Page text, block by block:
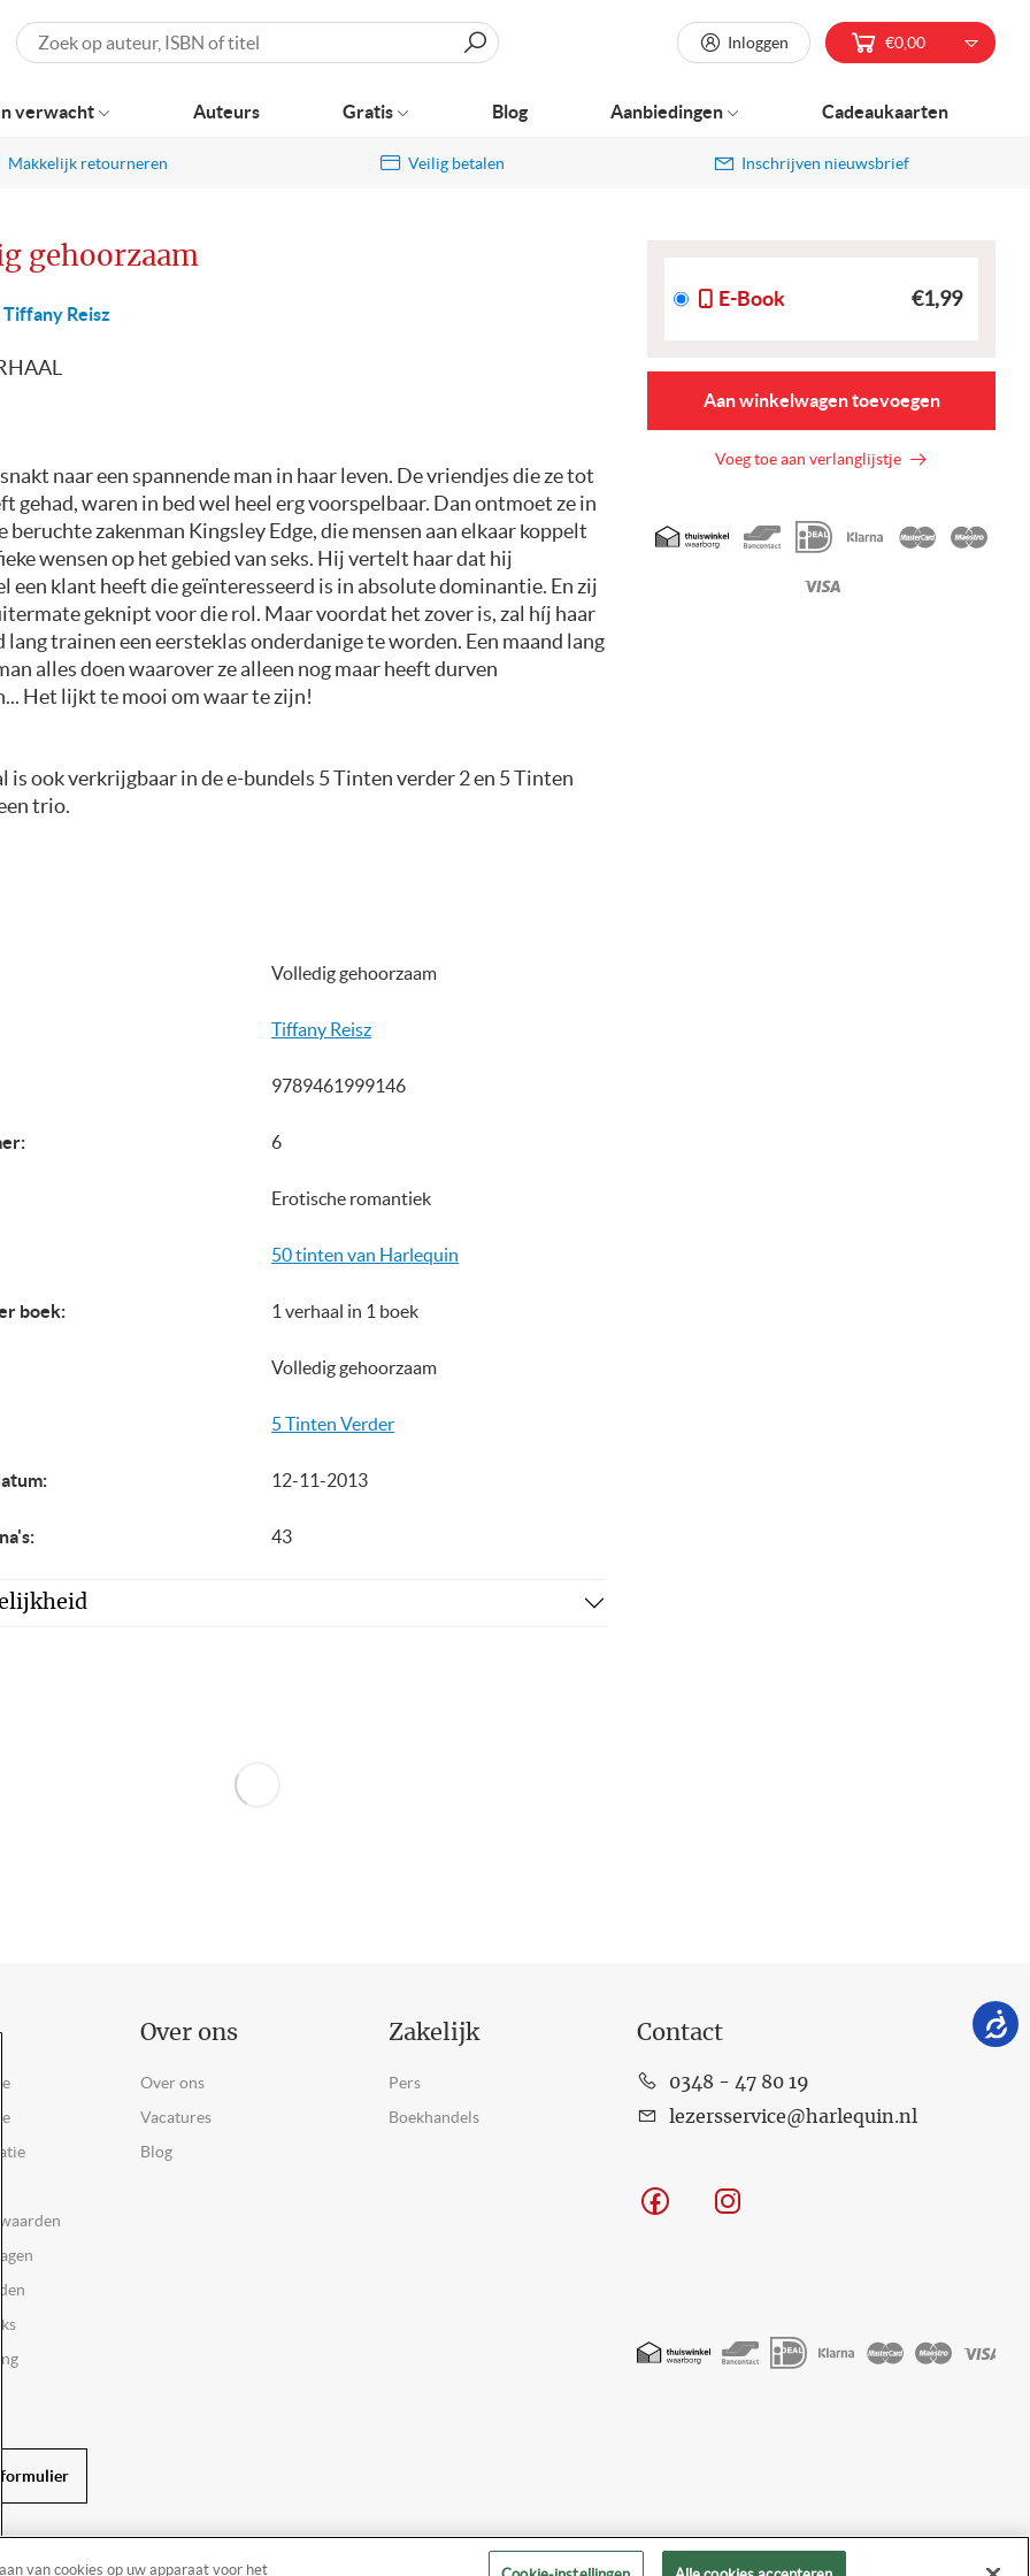
Makkelijk retourneren Veilig betalen Inschrijven nieuwsbrief
gehoorzaam
Tiffany Reisz
naar een spannende man in haar leven. De vriendjes die ze tot
gehad, waren in bed wel heel erg voorspelbaar. Dan ontmoet ze in
beruchte zakenman Kingsley Edge, die mensen aan elkaar koppelt
wensen op het gebied van seks. Hij vertelt haar dat hij
een klant heeft die geïnteresseerd is in absolute dominantie. En zij
geknipt voor die rol. Maar voordat het zover is, zal híj haar
lang trainen een eersteklas onderdanige te worden. Een maand lang
alles doen waarover ze alleen nog maar heeft durven
Het lijkt te mooi om waar te zijn!
is ook verkrijgbaar in de e-bundels 5 Tinten verder 2 en 5 Tinten
trio.
Volledig gehoorzaam
Tiffany Reisz
9789461999146
6
Erotische romantiek
50 tinten van Harlequin
boek: 1 verhaal in 1 boek
Volledig gehoorzaam
5 Tinten Verder
12-11-2013
43
E-Book €1,99
Aan winkelwagen toevoegen
Voeg toe aan verlanglijstje
Geaccepteerde
betaalmethoden
Zoeken Inloggen €0,00
verwacht Auteurs Gratis Blog Aanbiedingen Cadeaukaarten
Over ons
Over ons
Vacatures
Blog
Zakelijk
Pers
Boekhandels
Contact
0348 - 47 80 19
lezersservice@harlequin.nl
Facebook
Geaccepteerde
betaalmethoden
van cookies op uw apparaat voor het